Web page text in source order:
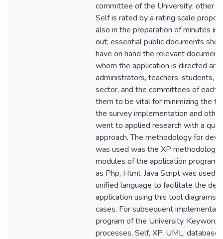
committee of the University; other
Self is rated by a rating scale
also in the preparation of minutes in
out; essential public documents
have on hand the relevant
whom the application is directed are
administrators, teachers, students,
sector, and the committees of each
them to be vital for minimizing the
the survey implementation and
went to applied research with a
approach. The methodology for
was used was the XP methodology
modules of the application
as Php, Html, Java Script was
unified language to facilitate the
application using this tool diagrams
cases. For subsequent
program of the University.
processes, Self, XP, UML,